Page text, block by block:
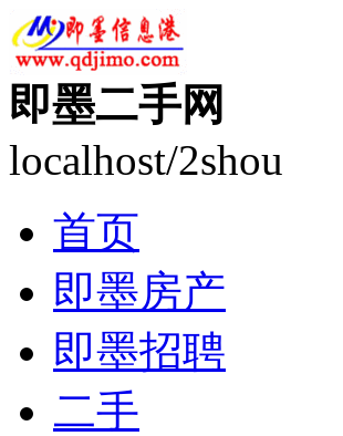
即墨二手网
localhost/2shou
首页
即墨房产
即墨招聘
二手